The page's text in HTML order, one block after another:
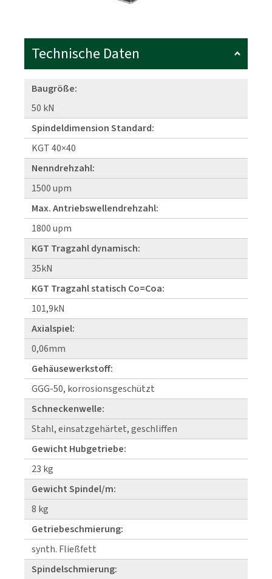
Technische Daten
Baugröße:
50 kN
Spindeldimension Standard:
KGT 40×40
Nenndrehzahl:
1500 upm
Max. Antriebswellendrehzahl:
1800 upm
KGT Tragzahl dynamisch:
35kN
KGT Tragzahl statisch Co=Coa:
101,9kN
Axialspiel:
0,06mm
Gehäusewerkstoff:
GGG-50, korrosionsgeschützt
Schneckenwelle:
Stahl, einsatzgehärtet, geschliffen
Gewicht Hubgetriebe:
23 kg
Gewicht Spindel/m:
8 kg
Getriebeschmierung:
synth. Fließfett
Spindelschmierung: